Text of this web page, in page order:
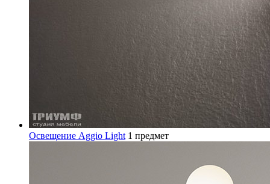
Освещение Aggio Light 1 предмет